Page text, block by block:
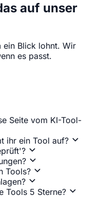
auf unser
ein Blick lohnt. Wir
es passt.
Seite vom KI-Tool-
ihr ein Tool auf?
Tools?
Tools 5 Sterne?